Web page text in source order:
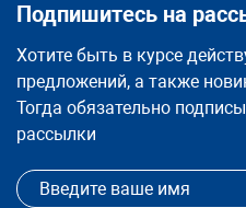
Подпишитесь на
Хотите быть в курсе
предложений, а также
Тогда обязательно
рассылки